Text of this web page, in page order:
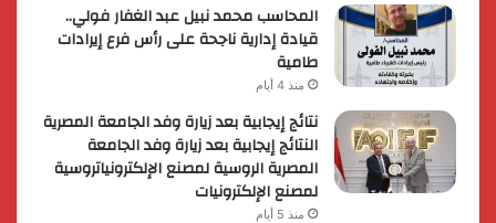
المحاسب محمد نبيل عبد الغفار فولي..
قيادة إدارية ناجحة على رأس فرع إيرادات
طامية
منذ 4 أيام
نتائج إيجابية بعد زيارة وفد الجامعة المصرية
النتائج إيجابية بعد زيارة وفد الجامعة
المصرية الروسية لمصنع الإلكترونياتروسية
لمصنع الإلكترونيات
منذ 5 أيام